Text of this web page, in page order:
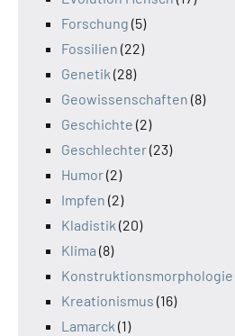
Forschung (5)
Fossilien (22)
Genetik (28)
Geowissenschaften (8)
Geschichte (2)
Geschlechter(23)
Humor(2)
Impfen (2)
Kladistik (20)
Klima (8)
Konstruktionsmorphologie
Kreationismus (16)
Lamarck (1)